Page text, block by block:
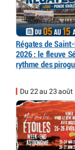
Régates de
2026 : le fleuve
rythme des
Du 22 au 23 août